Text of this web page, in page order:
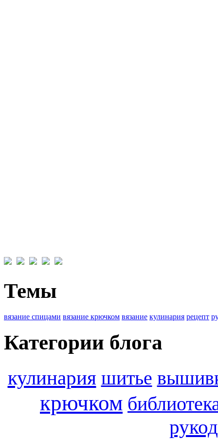
Темы
вязание спицами вязание крючком вязание кулинария рецепт
Категории блога
кулинария шитье
крючком